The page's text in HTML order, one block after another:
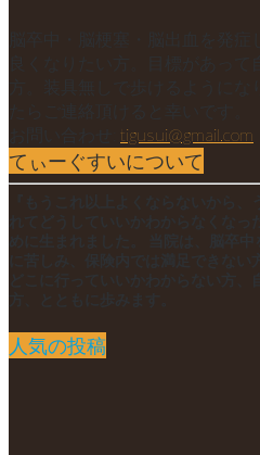
tigusui@gmail.com
てぃーぐすいについて
人気の投稿